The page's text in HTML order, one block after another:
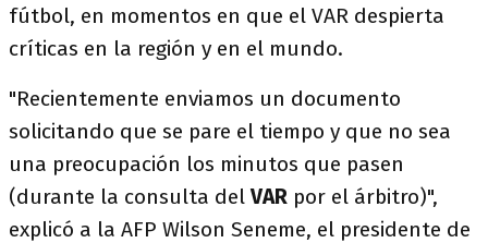
fútbol, en momentos en que el VAR despierta
críticas en la región y en el mundo.
"Recientemente enviamos un documento
solicitando que se pare el tiempo y que no sea
una preocupación los minutos que pasen
(durante la consulta delVAR por el árbitro)",
explicó a la AFP Wilson Seneme, el presidente de